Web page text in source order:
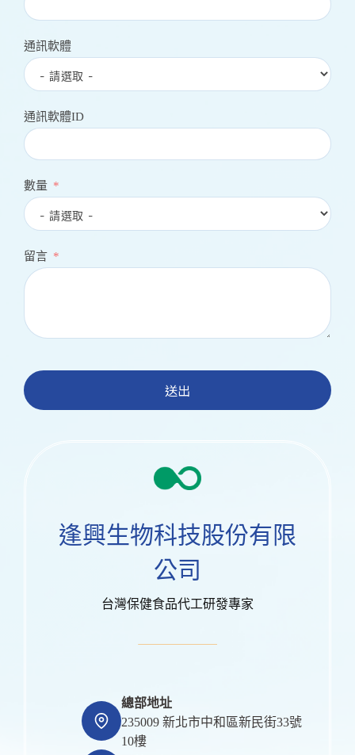
逢興生物科技股份有限
公司
台灣保健食品代工研發專家
總部地址
235009 新北市中和區新民街33號
10樓
通訊軟體
通訊軟體ID
數量
留言
送出